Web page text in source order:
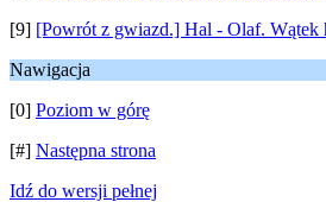
[9] [Powrót z gwiazd.] Hal - Olaf. Wątek
Nawigacja
[0] Poziom w górę
[#] Następna strona
Idź do wersji pełnej